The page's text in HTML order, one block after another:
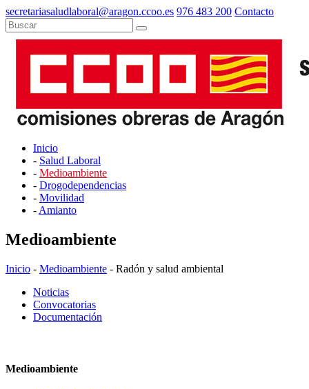
secretariasaludlaboral@aragon.ccoo.es 976 483 200 Contacto
Inicio
- Salud Laboral
- Medioambiente
- Drogodependencias
- Movilidad
- Amianto
Medioambiente
Inicio - Medioambiente - Radón y salud ambiental
Noticias
Convocatorias
Documentación
Medioambiente